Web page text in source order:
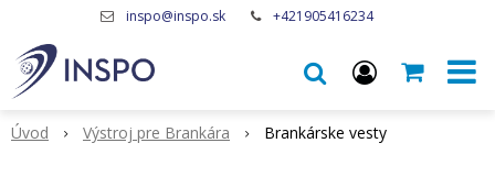
inspo@inspo.sk +421905416234
Úvod Výstroj pre Brankára Brankárske vesty